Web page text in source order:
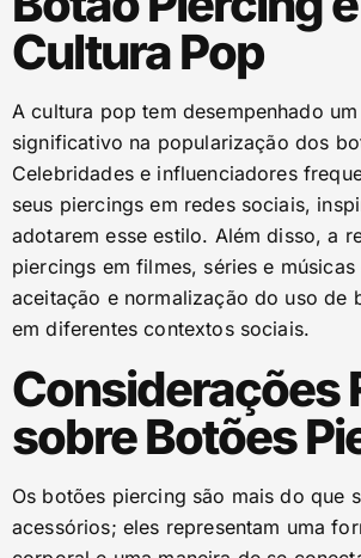
Cultura Pop
A cultura pop tem desempenhado
significativo na popularização dos
Celebridades e influenciadores
seus piercings em redes sociais,
adotarem esse estilo. Além disso, a
piercings em filmes, séries e
aceitação e normalização do uso de
em diferentes contextos sociais.
Considerações
sobre Botões
Os botões piercing são mais do que
acessórios; eles representam uma